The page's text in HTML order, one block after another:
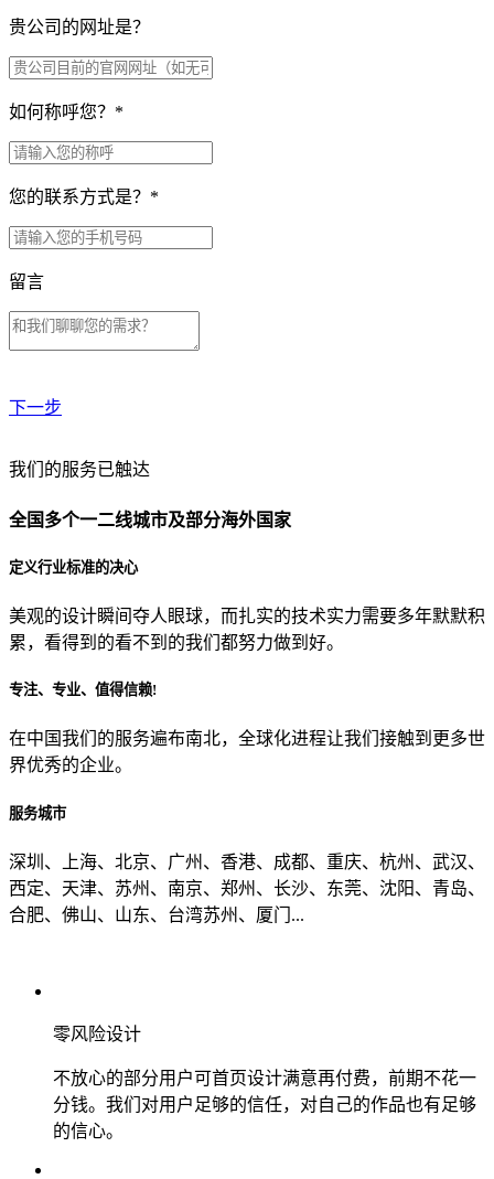
贵公司的网址是？
如何称呼您？ *
您的联系方式是？ *
留言
下一步
贵公司预算范围是？
贵公司的团队规模是？
目前主要的营销渠道是？
我们的服务已触达
全国多个一二线城市及部分海外国家
定义行业标准的决心
美观的设计瞬间夺人眼球，而扎实的技术实力需要多年默默积
累，看得到的看不到的我们都努力做到好。
专注、专业、值得信赖!
在中国我们的服务遍布南北，全球化进程让我们接触到更多世
界优秀的企业。
服务城市
深圳、上海、北京、广州、香港、成都、重庆、杭州、武汉、
西定、天津、苏州、南京、郑州、长沙、东莞、沈阳、青岛、
合肥、佛山、山东、台湾苏州、厦门...
零风险设计
不放心的部分用户可首页设计满意再付费，前期不花一
分钱。我们对用户足够的信任，对自己的作品也有足够
的信心。